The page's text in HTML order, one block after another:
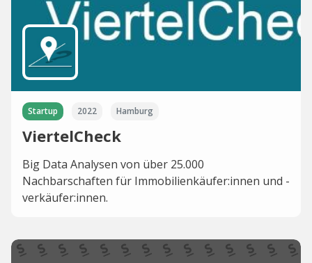
Startup 2022 Hamburg
ViertelCheck
Big Data Analysen von über 25.000
Nachbarschaften für Immobilienkäufer:innen und -
verkäufer:innen.